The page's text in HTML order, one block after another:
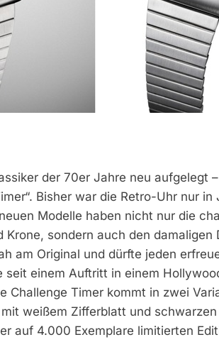
der 70er Jahre neu aufgelegt
Bisher war die Retro-Uhr nur
Modelle haben nicht nur die
Krone, sondern auch den damaligen
am Original und dürfte jeden
seit einem Auftritt in einem
Challenge Timer kommt in zwei
weißem Zifferblatt und
auf 4.000 Exemplare limitierten